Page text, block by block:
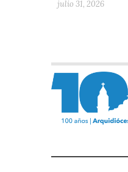
julio 31, 2026